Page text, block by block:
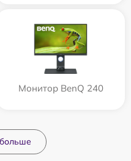
Монитор BenQ 240